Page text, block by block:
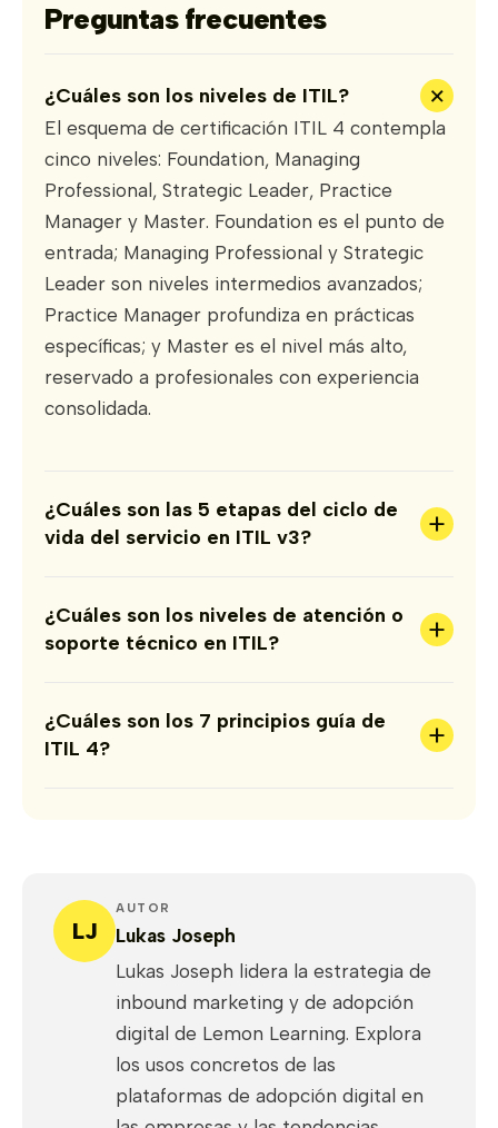
Preguntas frecuentes
¿Cuáles son los niveles de ITIL? +
El esquema de certificación ITIL 4 contempla
cinco niveles: Foundation, Managing
Professional, Strategic Leader, Practice
Manager y Master. Foundation es el punto de
entrada; Managing Professional y Strategic
Leader son niveles intermedios avanzados;
Practice Manager profundiza en prácticas
específicas; y Master es el nivel más alto,
reservado a profesionales con experiencia
consolidada.
¿Cuáles son las 5 etapas del ciclo de
vida del servicio en ITIL v3?
+
¿Cuáles son los niveles de atención o
soporte técnico en ITIL?
+
¿Cuáles son los 7 principios guía de
ITIL 4?
+
LJ
AUTOR
Lukas Joseph
Lukas Joseph lidera la estrategia de
inbound marketing y de adopción
digital de Lemon Learning. Explora
los usos concretos de las
plataformas de adopción digital en